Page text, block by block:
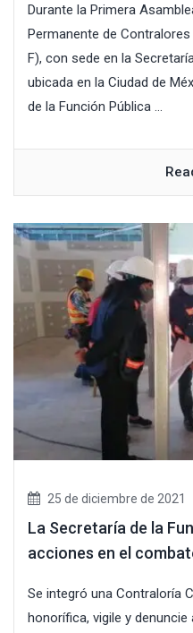
Durante la Primera
Permanente de
F), con sede en la
ubicada en la Ciudad de
de la Función Pública ...
25 de diciembre de 2021
La Secretaría de la
acciones en el
Se integró una Contraloría
honorífica, vigile y